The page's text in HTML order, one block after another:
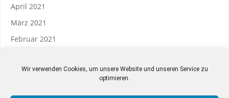
Wir verwenden Cookies, um unsere Website und unseren Service zu
optimieren.
April 2021
März 2021
Februar 2021